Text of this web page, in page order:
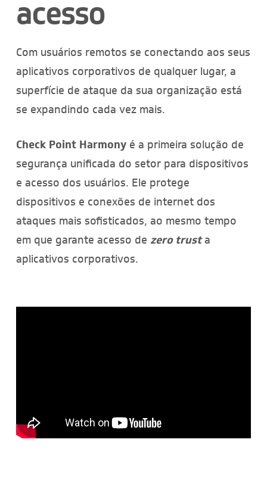
acesso
Com usuários remotos se conectando aos seus
aplicativos corporativos de qualquer lugar, a
superfície de ataque da sua organização está
se expandindo cada vez mais.
Check Point Harmonyé a primeira solução de
segurança unificada do setor para dispositivos
e acesso dos usuários. Ele protege
dispositivos e conexões de internet dos
ataques mais sofisticados, ao mesmo tempo
em que garante acesso de zero trusta
aplicativos corporativos.